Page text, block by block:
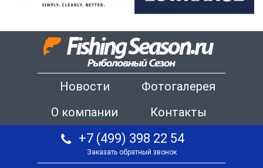
Новости
Фотогалерея
О компании
Контакты
+7 (499) 398 22 54
Заказать обратный звонок